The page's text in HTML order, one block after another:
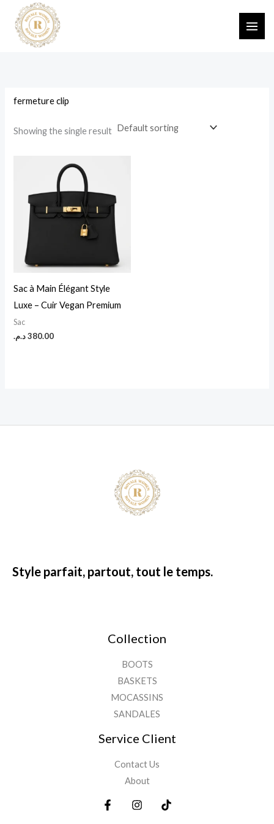
content
fermeture clip
Showing the single result
Sac à Main Élégant Style
Luxe – Cuir Vegan Premium
Sac
380.00 د.م.
Style parfait, partout, tout le temps.
Collection
BOOTS
BASKETS
MOCASSINS
SANDALES
Service Client
Contact Us
About